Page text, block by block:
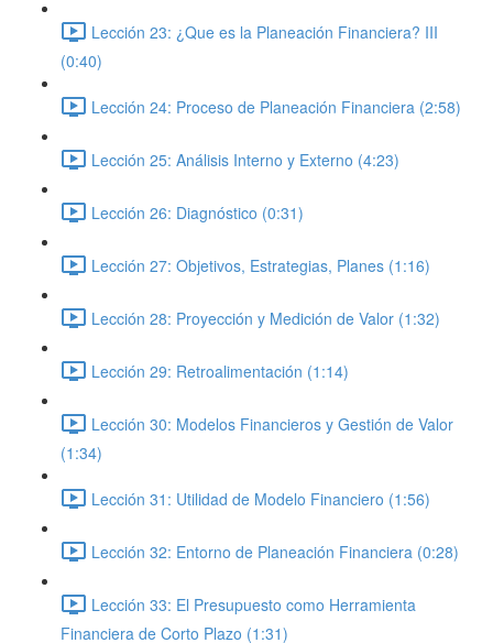
Lección 23: ¿Que es la Planeación Financiera? III
(0:40)
Lección 24: Proceso de Planeación Financiera (2:58)
Lección 25: Análisis Interno y Externo (4:23)
Lección 26: Diagnóstico (0:31)
Lección 27: Objetivos, Estrategias, Planes (1:16)
Lección 28: Proyección y Medición de Valor (1:32)
Lección 29: Retroalimentación (1:14)
Lección 30: Modelos Financieros y Gestión de Valor
(1:34)
Lección 31: Utilidad de Modelo Financiero (1:56)
Lección 32: Entorno de Planeación Financiera (0:28)
Lección 33: El Presupuesto como Herramienta
Financiera de Corto Plazo (1:31)